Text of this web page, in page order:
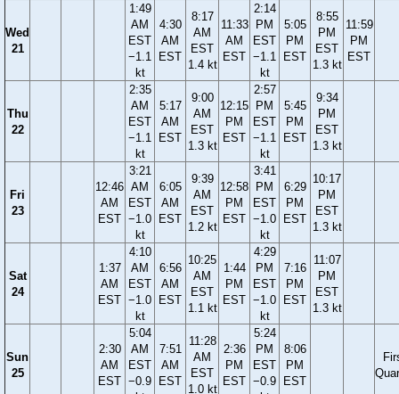
Wed
21
1:49
AM
EST
−1.1
kt
4:30
AM
EST
8:17
AM
EST
1.4 kt
11:33
AM
EST
2:14
PM
EST
−1.1
kt
5:05
PM
EST
8:55
PM
EST
1.3 kt
11:59
PM
EST
Thu
22
2:35
AM
EST
−1.1
kt
5:17
AM
EST
9:00
AM
EST
1.3 kt
12:15
PM
EST
2:57
PM
EST
−1.1
kt
5:45
PM
EST
9:34
PM
EST
1.3 kt
Fri
23
12:46
AM
EST
3:21
AM
EST
−1.0
kt
6:05
AM
EST
9:39
AM
EST
1.2 kt
12:58
PM
EST
3:41
PM
EST
−1.0
kt
6:29
PM
EST
10:17
PM
EST
1.3 kt
Sat
24
1:37
AM
EST
4:10
AM
EST
−1.0
kt
6:56
AM
EST
10:25
AM
EST
1.1 kt
1:44
PM
EST
4:29
PM
EST
−1.0
kt
7:16
PM
EST
11:07
PM
EST
1.3 kt
Sun
25
2:30
AM
EST
5:04
AM
EST
−0.9
7:51
AM
EST
11:28
AM
EST
1.0 kt
2:36
PM
EST
5:24
PM
EST
−0.9
8:06
PM
EST